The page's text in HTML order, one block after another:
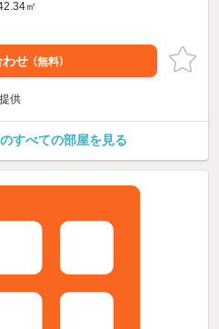
㎡
わせ （無料）
供
すべての部屋を見る